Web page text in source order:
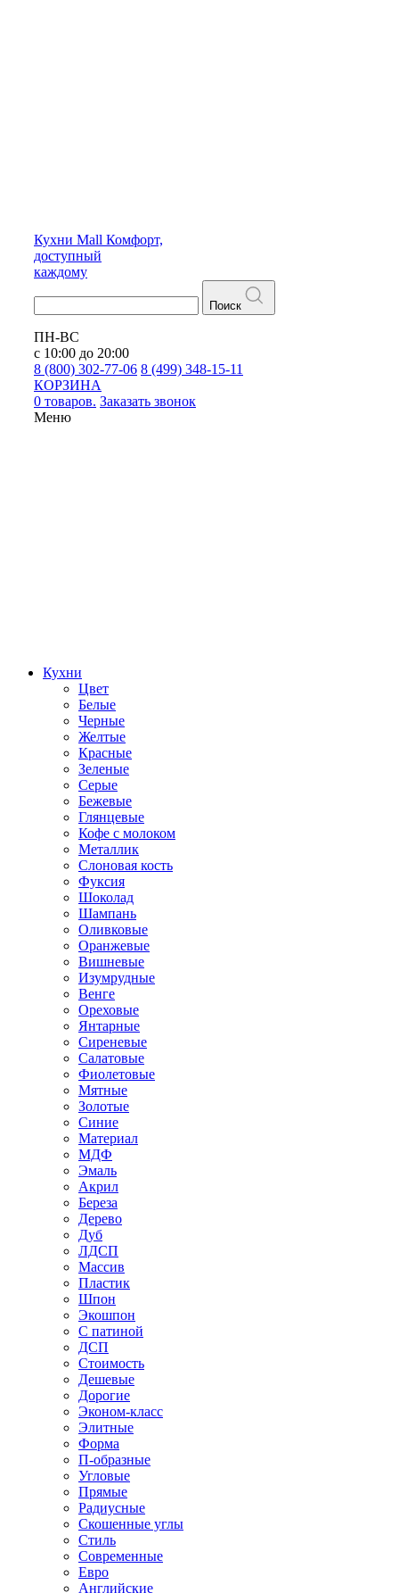
Кухни Mall Комфорт,
доступный
каждому
Поиск
ПН-ВС
с 10:00 до 20:00
8 (800) 302-77-06 8 (499) 348-15-11
КОРЗИНА
0 товаров. Заказать звонок
Меню
Кухни
Цвет
Белые
Черные
Желтые
Красные
Зеленые
Серые
Бежевые
Глянцевые
Кофе с молоком
Металлик
Слоновая кость
Фуксия
Шоколад
Шампань
Оливковые
Оранжевые
Вишневые
Изумрудные
Венге
Ореховые
Янтарные
Сиреневые
Салатовые
Фиолетовые
Мятные
Золотые
Синие
Материал
МДФ
Эмаль
Акрил
Береза
Дерево
Дуб
ЛДСП
Массив
Пластик
Шпон
Экошпон
С патиной
ДСП
Стоимость
Дешевые
Дорогие
Эконом-класс
Элитные
Форма
П-образные
Угловые
Прямые
Радиусные
Скошенные углы
Стиль
Современные
Евро
Английские